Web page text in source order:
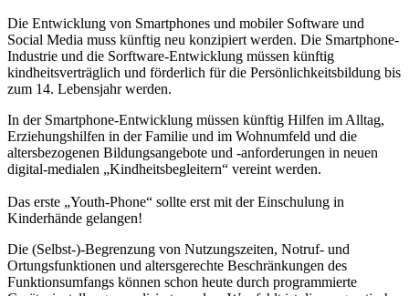
Die Entwicklung von Smartphones und mobiler Software und
Social Media muss künftig neu konzipiert werden. Die Smartphone-
Industrie und die Sorftware-Entwicklung müssen künftig
kindheitsverträglich und förderlich für die Persönlichkeitsbildung bis
zum 14. Lebensjahr werden.
In der Smartphone-Entwicklung müssen künftig Hilfen im Alltag,
Erziehungshilfen in der Familie und im Wohnumfeld und die
altersbezogenen Bildungsangebote und -anforderungen in neuen
digital-medialen „Kindheitsbegleitern“ vereint werden.
Das erste „Youth-Phone“ sollte erst mit der Einschulung in
Kinderhände gelangen!
Die (Selbst-)-Begrenzung von Nutzungszeiten, Notruf- und
Ortungsfunktionen und altersgerechte Beschränkungen des
Funktionsumfangs können schon heute durch programmierte